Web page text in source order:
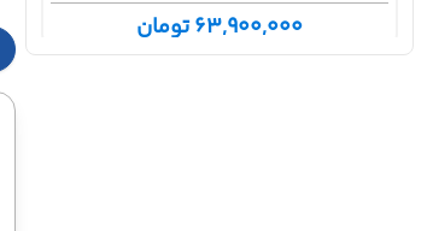
63,900,000 تومان